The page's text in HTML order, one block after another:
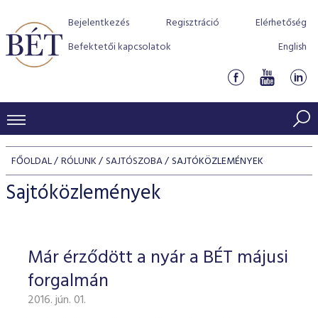
Bejelentkezés Regisztráció
Elérhetőség
Befektetői kapcsolatok
English
KERESKEDÉSI ADATOK
INDEXEK
Jelzáloglevél indexek
Vállalati kötvény indexek
Azonnali Piac
Részvények
Származékos piac
BEFEKTETŐK
Részvény szekció
Hitelpapír szekció
BÉT szabályzatok
Befektetővédelem
Alkalmazott díjstruktúra
Elszámolás
Részvény és vállalati kötvény tőzsdei bevezetését
program
BÉT Xtend - Részvénypiac egyszerűen
TŐZSDETAGOK
Tőzsdetagok, üzletkötők
VENDOROK
FŐOLDAL RÓLUNK SAJTÓSZOBA SAJTÓKÖZLEMÉNYEK
Sajtóközlemények
Már érződött a nyár a BÉT májusi
forgalmán
2016. jún. 01.